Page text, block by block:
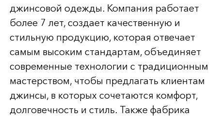
джинсовой одежды. Компания работает
более 7 лет, создает качественную и
стильную продукцию, которая отвечает
самым высоким стандартам, объединяет
современные технологии с традиционным
мастерством, чтобы предлагать клиентам
джинсы, в которых сочетаются комфорт,
долговечность и стиль. Также фабрика